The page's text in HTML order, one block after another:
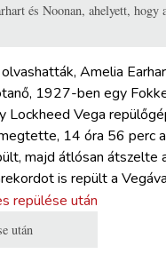
és Noonan, ahelyett, hogy
Amelia
1927-ben egy
Vega
14 óra 56 perc
majd átlósan
is repült a
után